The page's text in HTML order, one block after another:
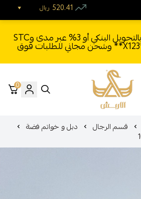
خصم يصل إلى 7.5% بالتحويل البنكي أو 3% عبر مدى وSTC
Pay + خصم بكود **X123** وشحن مجاني للطلبات فوق
الأربش للذهب
0
قسم الرجال دبل و خواتم فضة
ريال 520.41